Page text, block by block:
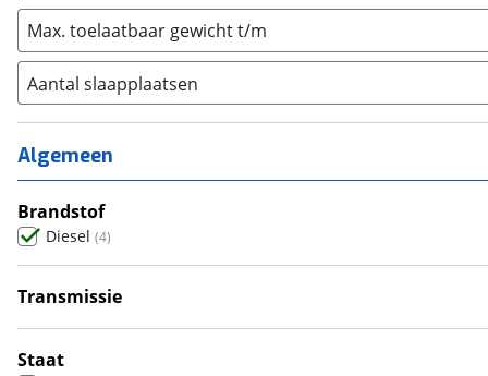
Max. toelaatbaar gewicht t/m
Aantal slaapplaatsen
1 (0)
2 (1)
3 (3)
4 (0)
5 (0)
6+ (0)
Algemeen
Brandstof
Diesel (4)
Transmissie
Automatisch
Staat